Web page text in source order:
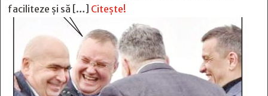
faciliteze și să […] Citește!